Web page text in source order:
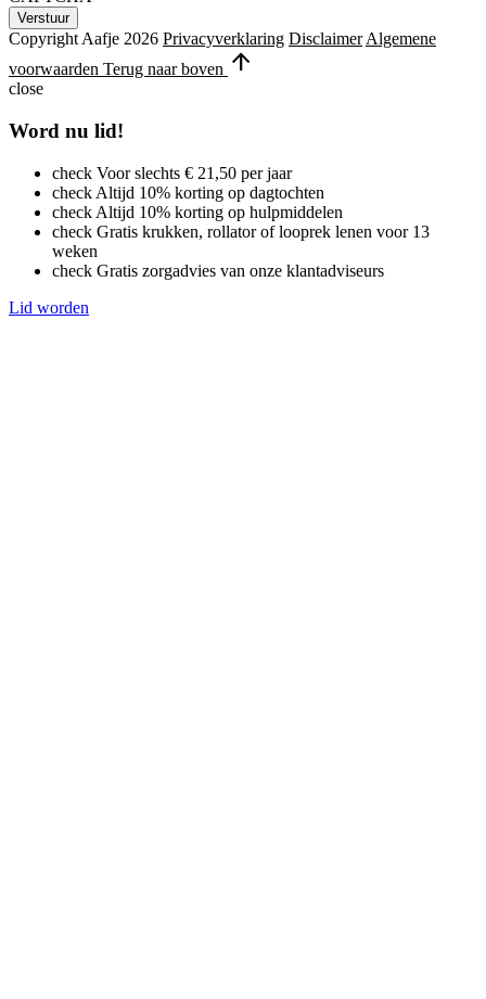
Copyright Aafje 2026 Privacyverklaring Disclaimer Algemene
voorwaarden Terug naar boven arrow_upward
close
Word nu lid!
check Voor slechts € 21,50 per jaar
check Altijd 10% korting op dagtochten
check Altijd 10% korting op hulpmiddelen
check Gratis krukken, rollator of looprek lenen voor 13
weken
check Gratis zorgadvies van onze klantadviseurs
Lid worden